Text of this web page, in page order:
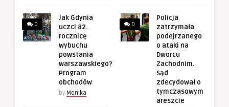
0
Jak Gdynia
uczci 82.
rocznicę
wybuchu
powstania
warszawskiego?
Program
obchodów
by Monika
0
Policja
zatrzymała
podejrzanego
o ataki na
Dworcu
Zachodnim.
Sąd
zdecydował o
tymczasowym
areszcie